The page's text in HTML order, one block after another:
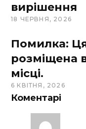
вирішення
18 ЧЕРВНЯ, 2026
Помилка:
розміщена
місці.
6 КВІТНЯ, 2026
Коментарі